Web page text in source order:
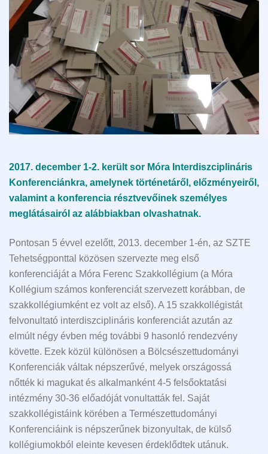
2017. december 1-2. került sor Móra Interdiszciplináris
Konferenciánkra, amelynek történetáről, előzményeiről,
valamint a konferencia résztvevőinek személyes
meglátásairól az alábbiakban olvashatnak.
Pontosan 5 évvel ezelőtt, 2013. december 1-én, az SZTE
Tehetségponttal közösen szervezte meg első
konferenciáját a Móra Ferenc Szakkollégium (a Móra
Kollégium számos konferenciát szervezett korábban, de
szakkollégiumként ez volt az első). A 15 szakkollégistát
felvonultató interdiszciplináris konferenciát azután az
elmúlt négy évben még további 9 hasonló rendezvény
követte. Ezek közül különösen a Bölcsészettudományi
Konferenciák váltak népszerűvé, melyek országossá
nőtték ki magukat és alkalmanként 4-5 felsőoktatási
intézmény 30-36 előadóját vonultatták fel. Saját
szakkollégistáink körében a Természettudományi
Konferenciáink is népszerűnek bizonyultak, de külső
kollégiumokból eleinte kevesen érdeklődtek utánuk.